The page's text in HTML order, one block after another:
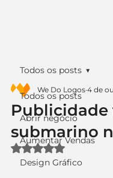
Todos os posts
Abrir negócio
Aumentar Vendas
Design Gráfico
Todos os posts
Publicidade
submarino
We Do Logos 4 de
Avaliado com